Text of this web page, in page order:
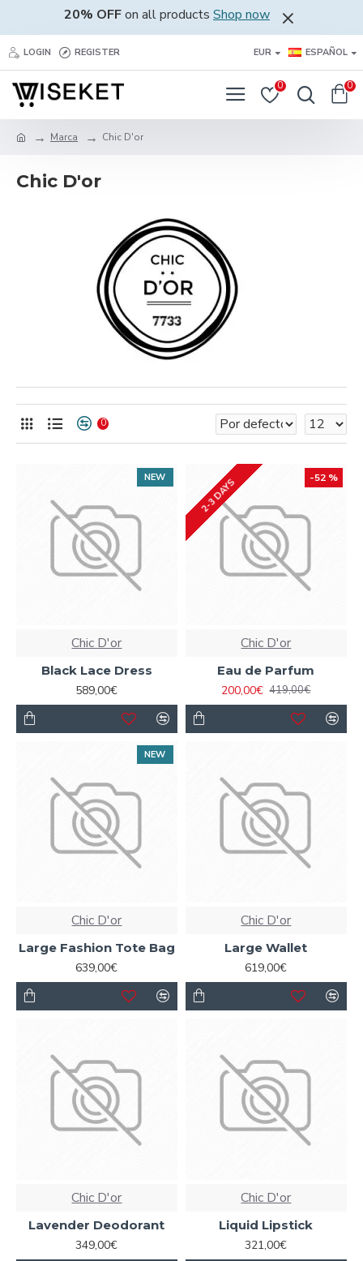
20% OFFon all products Shop now
LOGIN REGISTER EUR ESPAÑOL
0 0
Marca Chic D'or
Chic D'or
0
NEW
Chic D'or
Black Lace Dress
589,00€
-52 %
2-3 DAYS
Chic D'or
Eau de Parfum
200,00€ 419,00€
NEW
Chic D'or
Large Fashion Tote Bag
639,00€
Chic D'or
Large Wallet
619,00€
Chic D'or
Lavender Deodorant
349,00€
Chic D'or
Liquid Lipstick
321,00€